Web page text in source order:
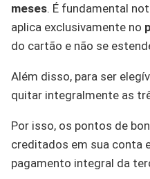
meses. É fundamental
aplica exclusivamente no
do cartão e não se
Além disso, para ser
quitar integralmente as
Por isso, os pontos de
creditados em sua conta
pagamento integral da